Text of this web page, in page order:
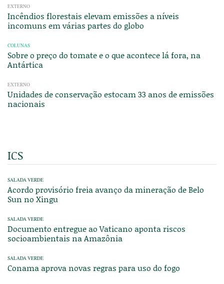
EXTERNO
Incêndios florestais elevam emissões a níveis
incomuns em várias partes do globo
COLUNAS
Sobre o preço do tomate e o que acontece lá fora, na
Antártica
EXTERNO
Unidades de conservação estocam 33 anos de emissões
nacionais
ICS
SALADA VERDE
Acordo provisório freia avanço da mineração de Belo
Sun no Xingu
SALADA VERDE
Documento entregue ao Vaticano aponta riscos
socioambientais na Amazônia
SALADA VERDE
Conama aprova novas regras para uso do fogo